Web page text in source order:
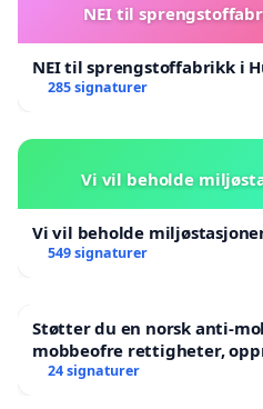
NEI til
NEI til sprengstoffabrikk i
285 signaturer
Vi vil beholde
Vi vil beholde
549 signaturer
Støtter du en norsk anti-
mobbeofre rettigheter,
24 signaturer